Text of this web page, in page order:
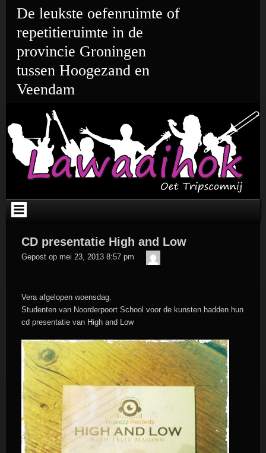
naar
inhoud
De leukste oefenruimte of
repetitieruimte in de
provincie Groningen
tussen Hoogezand en
Veendam
CD presentatie High and Low
Gepost op mei 23, 2013 8:57 pm
Vera afgelopen woensdag.
Studenten van Noorderpoort School voor de kunsten hadden hun
cd presentatie van High and Low